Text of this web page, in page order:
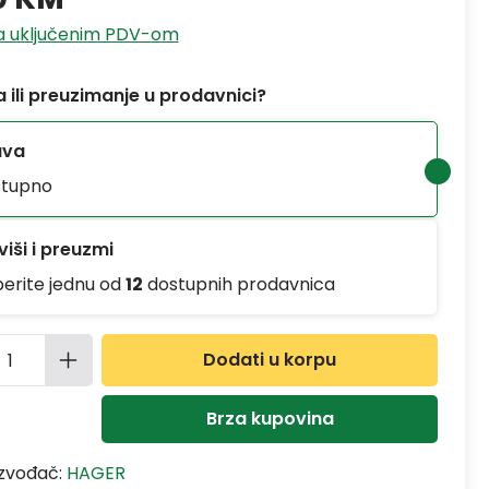
uključenim PDV-om
ili preuzimanje u prodavnici?
i preuzmi
jednu od12 dostupnih prodavnica
proizvoda: Unesite željenu
Dodati u korpu
Brza kupovina
HAGER